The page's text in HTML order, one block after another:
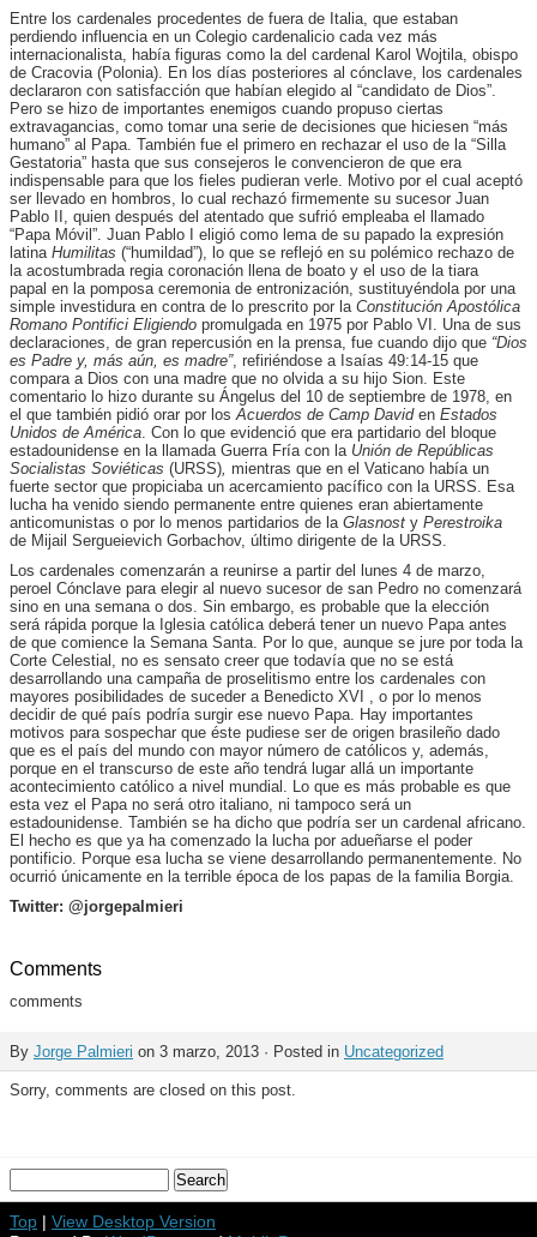
Entre los cardenales procedentes de fuera de Italia, que estaban
perdiendo influencia en un Colegio cardenalicio cada vez más
internacionalista, había figuras como la del cardenal Karol Wojtila, obispo
de Cracovia (Polonia). En los días posteriores al cónclave, los cardenales
declararon con satisfacción que habían elegido al “candidato de Dios”.
Pero se hizo de importantes enemigos cuando propuso ciertas
extravagancias, como tomar una serie de decisiones que hiciesen “más
humano” al Papa. También fue el primero en rechazar el uso de la “Silla
Gestatoria” hasta que sus consejeros le convencieron de que era
indispensable para que los fieles pudieran verle. Motivo por el cual aceptó
ser llevado en hombros, lo cual rechazó firmemente su sucesor Juan
Pablo II, quien después del atentado que sufrió empleaba el llamado
“Papa Móvil”. Juan Pablo I eligió como lema de su papado la expresión
latina Humilitas (“humildad”), lo que se reflejó en su polémico rechazo de
la acostumbrada regia coronación llena de boato y el uso de la tiara
papal en la pomposa ceremonia de entronización, sustituyéndola por una
simple investidura en contra de lo prescrito por la Constitución Apostólica
Romano Pontifici Eligiendo promulgada en 1975 por Pablo VI. Una de sus
declaraciones, de gran repercusión en la prensa, fue cuando dijo que “Dios
es Padre y, más aún, es madre”, refiriéndose a Isaías 49:14-15 que
compara a Dios con una madre que no olvida a su hijo Sion. Este
comentario lo hizo durante su Ángelus del 10 de septiembre de 1978, en
el que también pidió orar por losAcuerdos de Camp David en Estados
Unidos de América. Con lo que evidenció que era partidario del bloque
estadounidense en la llamada Guerra Fría con la Unión de Repúblicas
Socialistas Soviéticas (URSS), mientras que en el Vaticano había un
fuerte sector que propiciaba un acercamiento pacífico con la URSS. Esa
lucha ha venido siendo permanente entre quienes eran abiertamente
anticomunistas o por lo menos partidarios de la Glasnost y Perestroika
de Mijail Sergueievich Gorbachov, último dirigente de la URSS.
Los cardenales comenzarán a reunirse a partir del lunes 4 de marzo,
peroel Cónclave para elegir al nuevo sucesor de san Pedro no comenzará
sino en una semana o dos. Sin embargo, es probable que la elección
será rápida porque la Iglesia católica deberá tener un nuevo Papa antes
de que comience la Semana Santa. Por lo que, aunque se jure por toda la
Corte Celestial, no es sensato creer que todavía que no se está
desarrollando una campaña de proselitismo entre los cardenales con
mayores posibilidades de suceder a Benedicto XVI , o por lo menos
decidir de qué país podría surgir ese nuevo Papa. Hay importantes
motivos para sospechar que éste pudiese ser de origen brasileño dado
que es el país del mundo con mayor número de católicos y, además,
porque en el transcurso de este año tendrá lugar allá un importante
acontecimiento católico a nivel mundial. Lo que es más probable es que
esta vez el Papa no será otro italiano, ni tampoco será un
estadounidense. También se ha dicho que podría ser un cardenal africano.
El hecho es que ya ha comenzado la lucha por adueñarse el poder
pontificio. Porque esa lucha se viene desarrollando permanentemente. No
ocurrió únicamente en la terrible época de los papas de la familia Borgia.
Twitter: @jorgepalmieri
Comments
comments
By Jorge Palmieri on 3 marzo, 2013 · Posted in Uncategorized
Sorry, comments are closed on this post.
Top | View Desktop Version